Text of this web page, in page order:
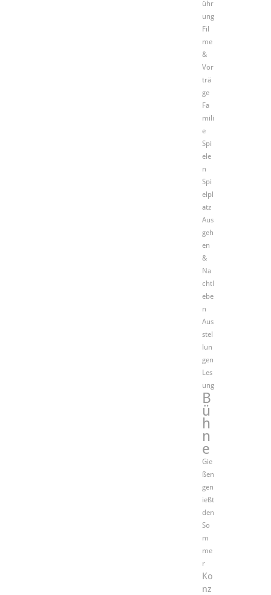
ühr
ung
Fil
me
&
Vor
trä
ge
Fa
mili
e
Spi
ele
n
Spi
elpl
atz
Aus
geh
en
&
Na
chtl
ebe
n
Aus
stel
lun
gen
Les
ung
B
ü
h
n
e
Gie
ßen
gen
ießt
den
So
m
me
r
Ko
nz